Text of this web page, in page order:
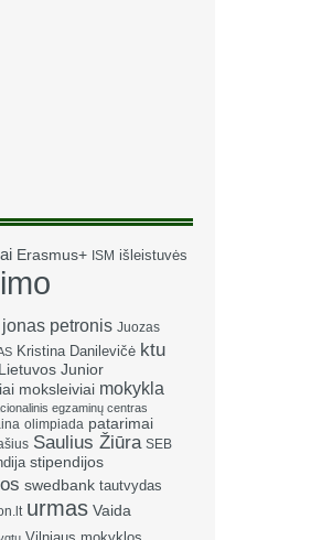
Erasmus+ ISM išleistuvės
jonas petronis Juozas
Kristina Danilevičė ktu
Lietuvos Junior
moksleiviai mokykla
egzaminų centras
olimpiada patarimai
Saulius Žiūra SEB
stipendijos
swedbank tautvydas
urmas Vaida